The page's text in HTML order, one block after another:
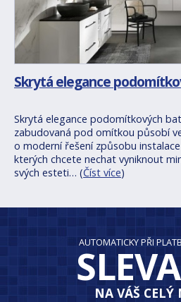
Skrytá elegance
Skrytá elegance podomítkových
zabudovaná pod omítkou působí
o moderní řešení způsobu
kterých chcete nechat vyniknout
svých esteti… (Číst více)
AUTOMATICKY PŘI
SLEVA
NA VÁŠ CELÝ